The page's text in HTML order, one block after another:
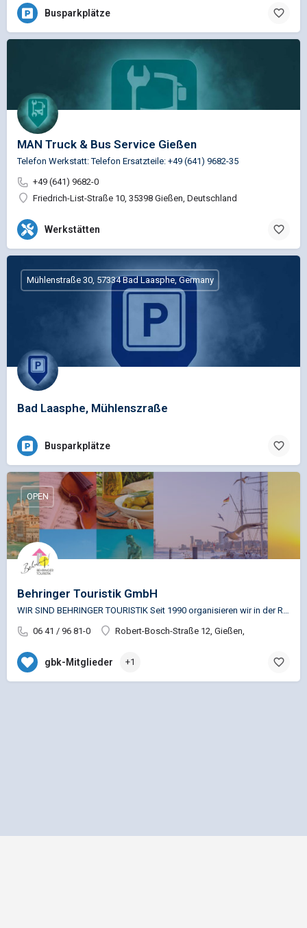
Busparkplätze
MAN Truck & Bus Service Gießen
Telefon Werkstatt: Telefon Ersatzteile: +49 (641) 9682-35
+49 (641) 9682-0
Friedrich-List-Straße 10, 35398 Gießen, Deutschland
Werkstätten
Bad Laasphe, Mühlenszraße
Mühlenstraße 30, 57334 Bad Laasphe, Germany
Busparkplätze
Behringer Touristik GmbH
06 41 / 96 81-0
Robert-Bosch-Straße 12, Gießen,
OPEN
gbk-Mitglieder +1